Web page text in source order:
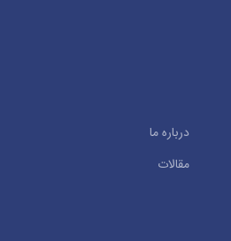
درباره ما
مقالات